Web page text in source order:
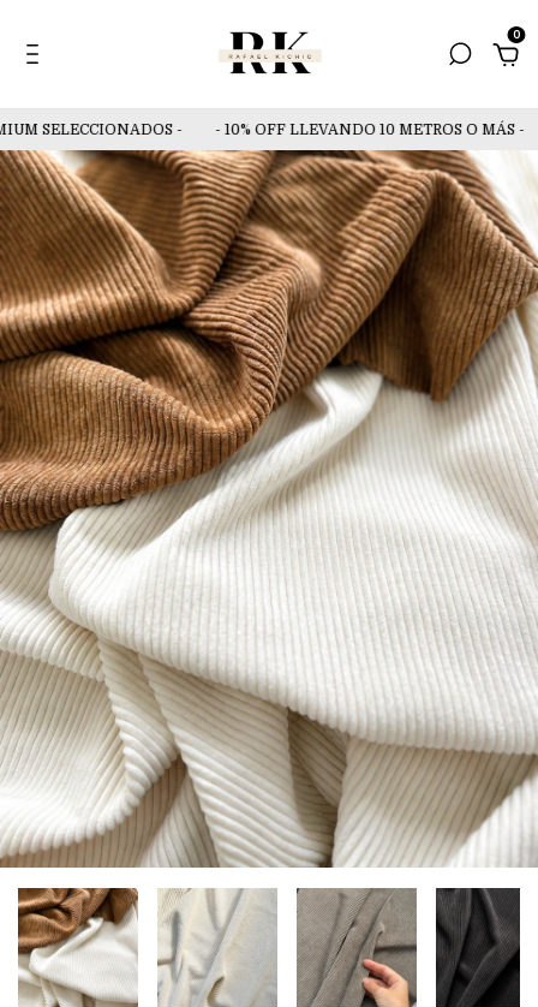
0
SELECCIONADOS - - 10% OFF LLEVANDO 10 METROS O MÁS -